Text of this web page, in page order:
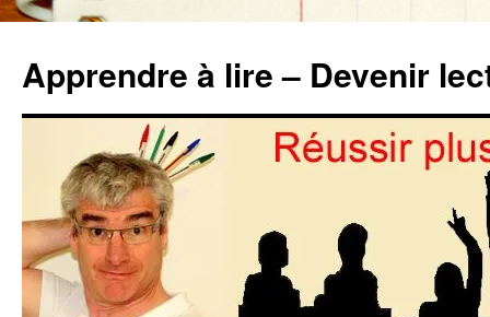
contenu
Apprendre à lire – Devenir